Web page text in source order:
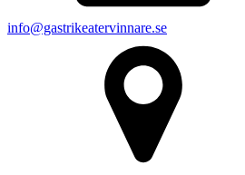
info@gastrikeatervinnare.se